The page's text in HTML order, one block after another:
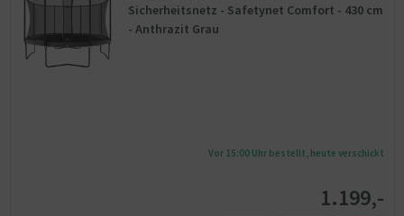
Sicherheitsnetz - Safetynet Comfort - 430 cm
- Anthrazit Grau
Vor 15:00 Uhr bestellt, heute verschickt
1.199,-